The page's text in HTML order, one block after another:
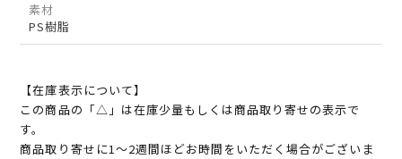
素材
PS樹脂
【在庫表示について】
この商品の「△」は在庫少量もしくは商品取り寄せの表示で
す。
商品取り寄せに1～2週間ほどお時間をいただく場合がございま